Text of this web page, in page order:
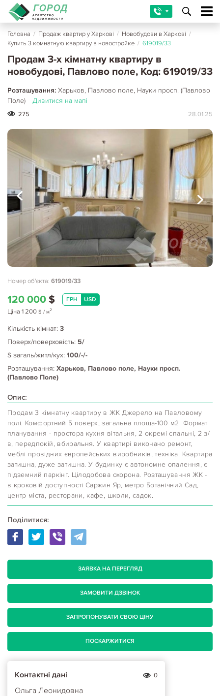
Головна / Продаж квартир у Харкові / Новобудови в Харкові /
Купить 3 комнатную квартиру в новостройке / 619019/33
Продам 3-х кімнатну квартиру в
новобудові, Павлово поле, Код: 619019/33
Розташування: Харьков, Павлово поле, Науки просп. (Павлово
Поле)
Дивитися на мапі
275 28.01.25
Номер об'єкта: 619019/33
120 000 $ ГРН USD
Ціна 1 200 $ / м2
Кількість кімнат: 3
Поверх/поверховість: 5/
S загаль/житл/кух: 100/-/-
Розташування: Харьков, Павлово поле, Науки просп.
(Павлово Поле)
Опис:
Продам 3 кімнатну квартиру в ЖК Джерело на Павловому
полі. Комфортний 5 поверх, загальна площа-100 м2. Формат
планування - простора кухня вітальня, 2 окремі спальні, 2 з/
в, передпокій, вбиральня. У квартирі виконано ремонт,
меблі провідних європейських виробників, техніка. Квартира
затишна, дуже затишна. У будинку є автономне опалення, є
підземний паркінг. Цілодобова охорона. Розташування ЖК -
в кроковій доступності Саржин Яр, метро Ботанічний Сад,
центр міста, ресторани, кафе, школи, садок.
Поділитися:
ЗАЯВКА НА ПЕРЕГЛЯД
ЗАМОВИТИ ДЗВІНОК
ЗАПРОПОНУВАТИ СВОЮ ЦІНУ
ПОСКАРЖИТИСЯ
Контактні дані 0
Ольга Леонидовна